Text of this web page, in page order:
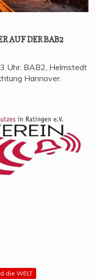
AUF DER BAB2
Uhr. BAB2, Helmstedt
Hannover.
die WELT